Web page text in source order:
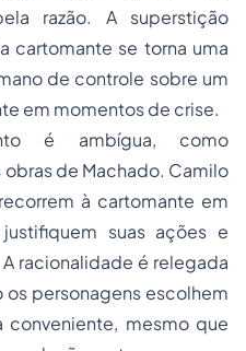
razão. A superstição
cartomante se torna uma
de controle sobre um
em momentos de crise.
é ambígua, como
de Machado. Camilo
à cartomante em
suas ações e
racionalidade é relegada
personagens escolhem
conveniente, mesmo que